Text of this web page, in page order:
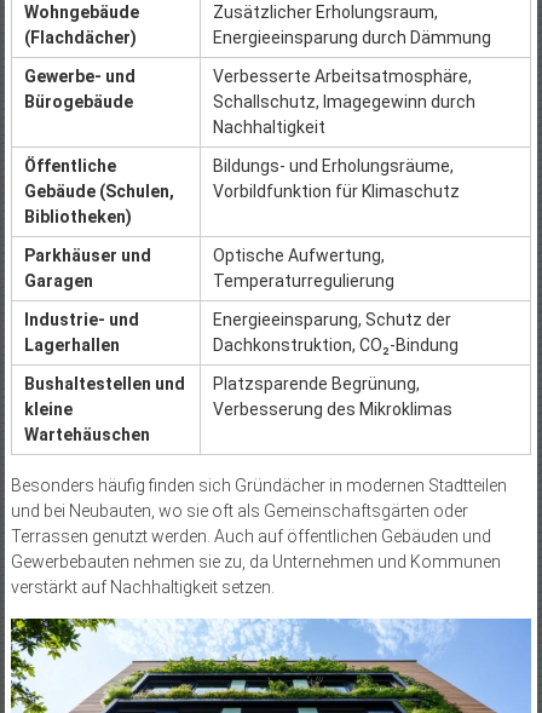
Wohngebäude
(Flachdächer)
Zusätzlicher Erholungsraum,
Energieeinsparung durch Dämmung
Gewerbe- und
Bürogebäude
Verbesserte Arbeitsatmosphäre,
Schallschutz, Imagegewinn durch
Nachhaltigkeit
Öffentliche
Gebäude (Schulen,
Bibliotheken)
Bildungs- und Erholungsräume,
Vorbildfunktion für Klimaschutz
Parkhäuser und
Garagen
Optische Aufwertung,
Temperaturregulierung
Industrie- und
Lagerhallen
Energieeinsparung, Schutz der
Dachkonstruktion, CO₂-Bindung
Bushaltestellen und
kleine
Wartehäuschen
Platzsparende Begrünung,
Verbesserung des Mikroklimas
Besonders häufig finden sich Gründächer in modernen Stadtteilen
und bei Neubauten, wo sie oft als Gemeinschaftsgärten oder
Terrassen genutzt werden. Auch auf öffentlichen Gebäuden und
Gewerbebauten nehmen sie zu, da Unternehmen und Kommunen
verstärkt auf Nachhaltigkeit setzen.